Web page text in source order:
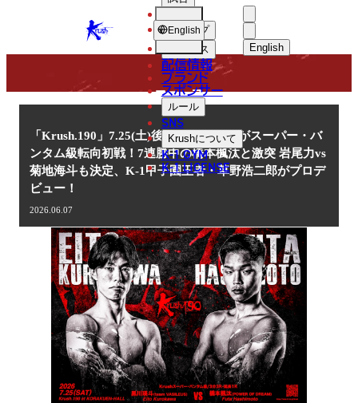
KRUSH English
한국어
中文（简体
ไทย
ショップ
ニュース
配信情報
ブランド
スポンサー
ルール
SNS
Krushについて
K-1 GYM
K-1 LICENSE
English
NEWS
ニュース
「Krush.190」7.25(土)後楽園 黒川瑛斗がスーパー・バ
ンタム級転向初戦！7連勝中の橋本楓汰と激突 岩尾力vs
菊地海斗も決定、K-1甲子園王者・草野浩二郎がプロデ
ビュー！
2026.06.07